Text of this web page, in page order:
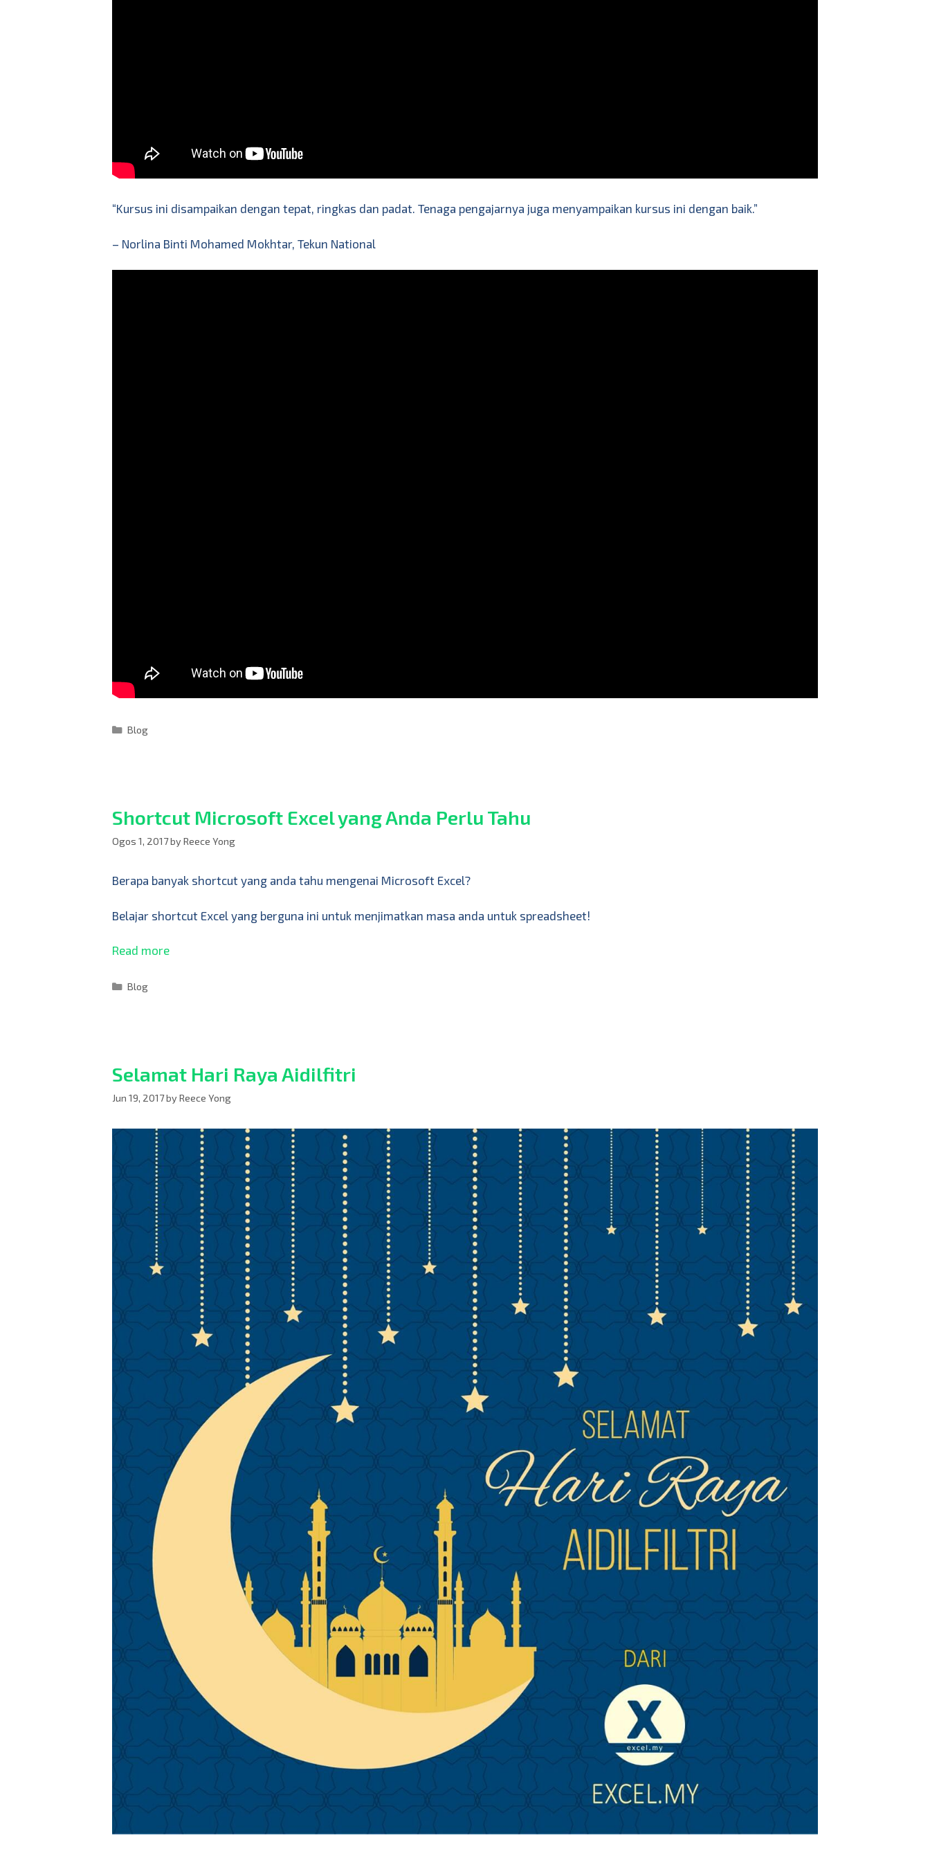
“Kursus ini disampaikan dengan tepat, ringkas dan padat. Tenaga pengajarnya juga menyampaikan kursus ini dengan baik.”
– Norlina Binti Mohamed Mokhtar, Tekun National
Blog
Shortcut Microsoft Excel yang Anda Perlu Tahu
Ogos 1, 2017byReece Yong
Berapa banyak shortcut yang anda tahu mengenai Microsoft Excel?
Belajar shortcut Excel yang berguna ini untuk menjimatkan masa anda untuk spreadsheet!
Read more
Blog
Selamat Hari Raya Aidilfitri
Jun 19, 2017byReece Yong